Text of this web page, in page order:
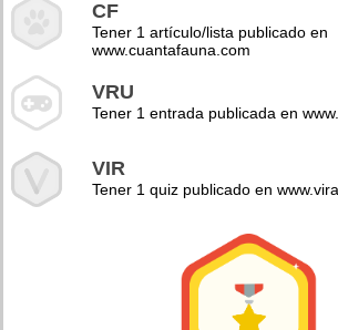
CF
Tener 1 artículo/lista publicado en
www.cuantafauna.com
VRU
Tener 1 entrada publicada en
VIR
Tener 1 quiz publicado en